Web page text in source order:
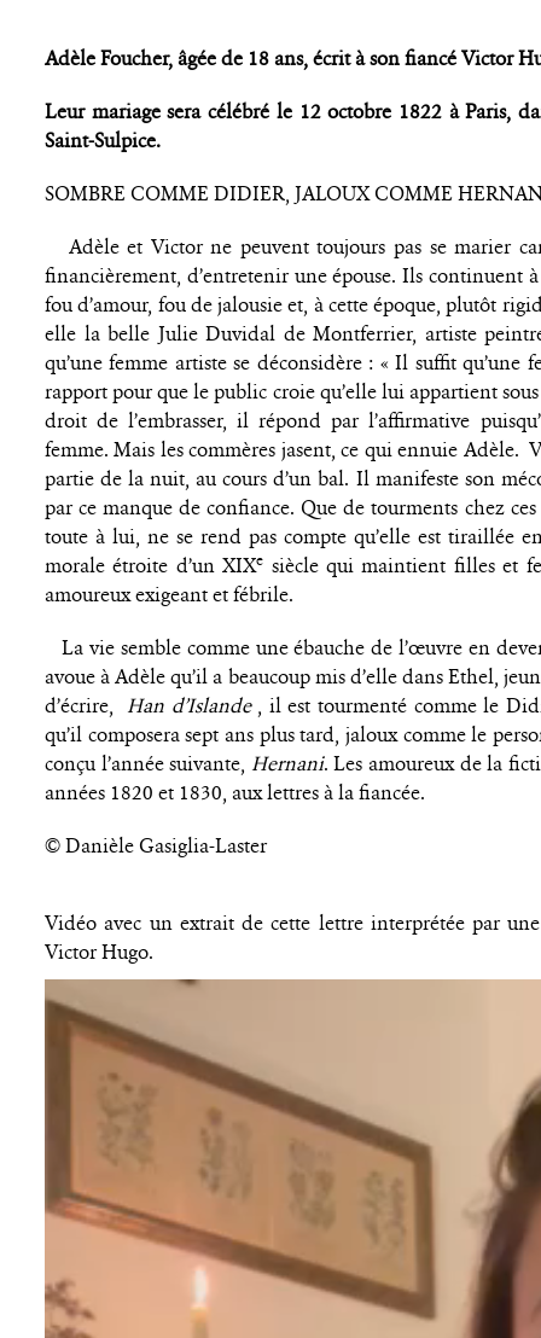
Adèle Foucher, âgée de 18 ans, écrit à son fiancé Victor
Leur mariage sera célébré le 12 octobre 1822 à Paris,
Saint-Sulpice.
SOMBRE COMME DIDIER, JALOUX COMME
Adèle et Victor ne peuvent toujours pas se marier
financièrement, d’entretenir une épouse. Ils continuent à
fou d’amour, fou de jalousie et, à cette époque, plutôt
elle la belle Julie Duvidal de Montferrier, artiste
qu’une femme artiste se déconsidère : « Il suffit qu’une
rapport pour que le public croie qu’elle lui appartient
droit de l’embrasser, il répond par l’affirmative
femme. Mais les commères jasent, ce qui ennuie Adèle.
partie de la nuit, au cours d’un bal. Il manifeste son
par ce manque de confiance. Que de tourments chez
toute à lui, ne se rend pas compte qu’elle est tiraillée
morale étroite d’un XIXe siècle qui maintient filles et
amoureux exigeant et fébrile.
La vie semble comme une ébauche de l’œuvre en
avoue à Adèle qu’il a beaucoup mis d’elle dans Ethel,
d’écrire,Han d’Islande, il est tourmenté comme le
qu’il composera sept ans plus tard, jaloux comme le
conçu l’année suivante, Hernani. Les amoureux de la
années 1820 et 1830, aux lettres à la fiancée.
© Danièle Gasiglia-Laster
Vidéo avec un extrait de cette lettre interprétée par
Victor Hugo.